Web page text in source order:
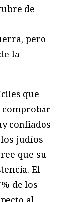
de
pero
la
que
comprobar
confiados
judíos
que su
El
de los
al